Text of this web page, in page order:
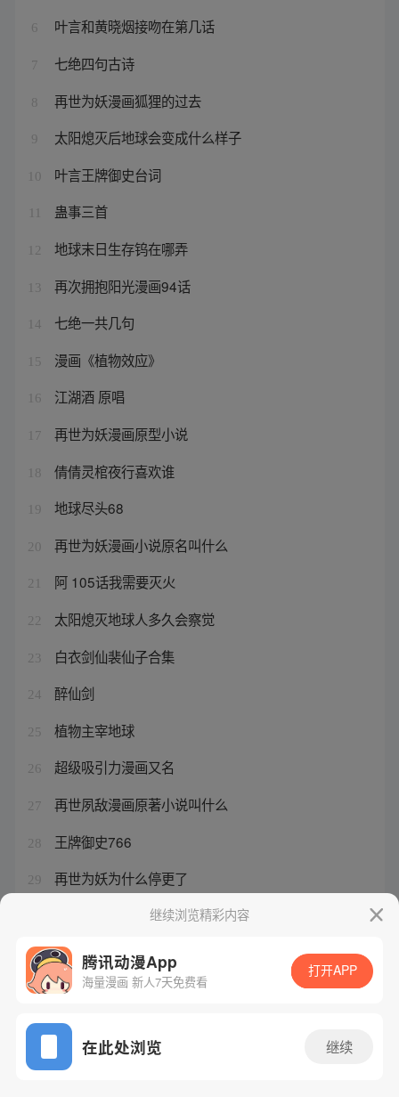
6 叶言和黄晓烟接吻在第几话
7 七绝四句古诗
8 再世为妖漫画狐狸的过去
9 太阳熄灭后地球会变成什么样子
10 叶言王牌御史台词
蛊事三首
12 地球末日生存钨在哪弄
13 再次拥抱阳光漫画94话
14 七绝一共几句
15 漫画《植物效应》
16 江湖酒 原唱
17 再世为妖漫画原型小说
18 倩倩灵棺夜行喜欢谁
19 地球尽头68
20 再世为妖漫画小说原名叫什么
21 阿 105话我需要灭火
22 太阳熄灭地球人多久会察觉
23 白衣剑仙裴仙子合集
24 醉仙剑
25 植物主宰地球
26 超级吸引力漫画又名
27 再世夙敌漫画原著小说叫什么
28 王牌御史766
29 再世为妖为什么停更了
每日漫画入口页面弹窗继续浏览精彩内容
腾讯动漫App
海量漫画 新人7天免费看
打开APP
在此处浏览 继续
网站备案/许可证号：粤B2-20090059-5
Copyright©1998 - 2026 Tencent. All Rights Reserved